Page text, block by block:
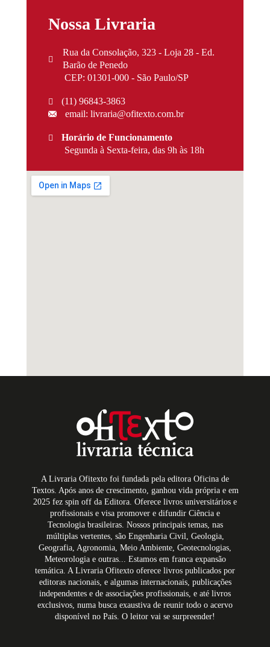
Nossa Livraria
Rua da Consolação, 323 - Loja 28 - Ed.
Barão de Penedo
CEP: 01301-000 - São Paulo/SP
(11) 96843-3863
email: livraria@ofitexto.com.br
Horário de Funcionamento
Segunda à Sexta-feira, das 9h às 18h
A Livraria Ofitexto foi fundada pela editora Oficina de
Textos. Após anos de crescimento, ganhou vida própria e em
2025 fez spin off da Editora. Oferece livros universitários e
profissionais e visa promover e difundir Ciência e
Tecnologia brasileiras. Nossos principais temas, nas
múltiplas vertentes, são Engenharia Civil, Geologia,
Geografia, Agronomia, Meio Ambiente, Geotecnologias,
Meteorologia e outras... Estamos em franca expansão
temática. A Livraria Ofitexto oferece livros publicados por
editoras nacionais, e algumas internacionais, publicações
independentes e de associações profissionais, e até livros
exclusivos, numa busca exaustiva de reunir todo o acervo
disponível no País. O leitor vai se surpreender!